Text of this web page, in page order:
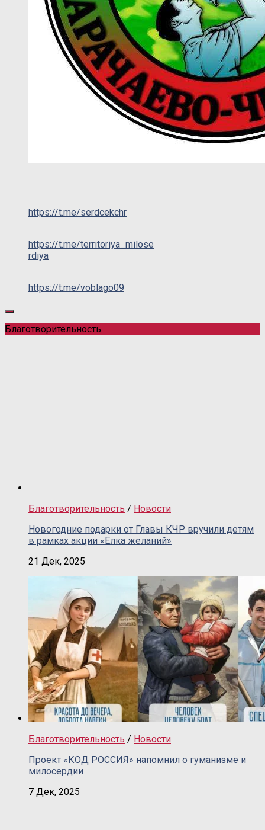
https://t.me/serdcekchr
https://t.me/territoriya_milose
rdiya
https://t.me/voblago09
Благотворительность
Благотворительность / Новости
Новогодние подарки от Главы КЧР вручили детям
в рамках акции «Елка желаний»
21 Дек, 2025
Благотворительность / Новости
Проект «КОД РОССИЯ» напомнил о гуманизме и
милосердии
7 Дек, 2025